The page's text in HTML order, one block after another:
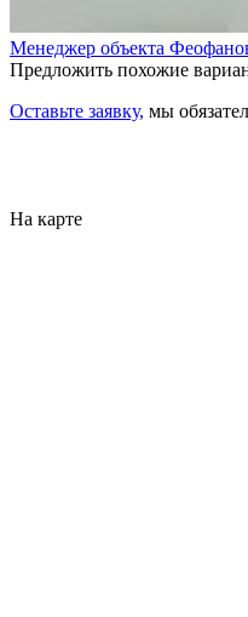
Менеджер объекта
Предложить похожие
Оставьте заявку, мы
На карте